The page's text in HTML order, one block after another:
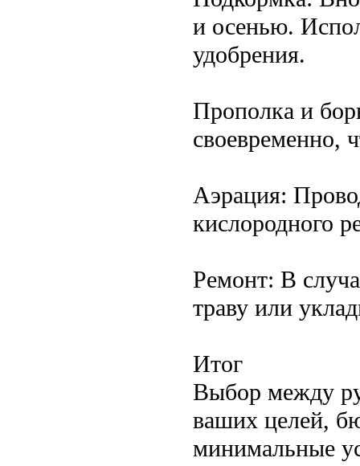
и осенью.
удобрения.
Прополка и
своевременно,
Аэрация:
кислородного
Ремонт: В
траву или
Итог
Выбор между
ваших целей,
минимальные